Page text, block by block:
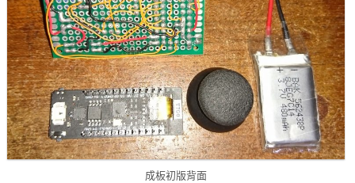
成板初版背面